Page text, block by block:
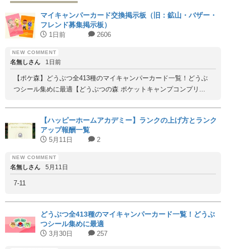
マイキャンパーカード交換掲示板（旧：鉱山・バザー・
フレンド募集掲示板）
1日前 2606
名無しさん 1日前
【ポケ森】どうぶつ全413種のマイキャンパーカード一覧！どうぶ
つシール集めに最適【どうぶつの森 ポケットキャンプコンプリ...
【ハッピーホームアカデミー】ランクの上げ方とランク
アップ報酬一覧
5月11日 2
名無しさん 5月11日
7-11
どうぶつ全413種のマイキャンパーカード一覧！どうぶ
つシール集めに最適
3月30日 257